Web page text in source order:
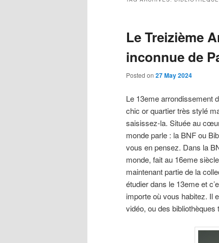
Le Treizième
inconnue de
Posted on 27 May 2024
Le 13eme arrondissement
chic or quartier très stylé
saisissez-la. Située au
monde parle : la BNF ou
vous en pensez. Dans la
monde, fait au 16eme
maintenant partie de la
étudier dans le 13eme et
importe où vous habitez. Il
vidéo, ou des bibliothèques